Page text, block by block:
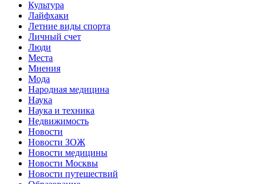
Культура
Лайфхаки
Летние виды спорта
Личный счет
Люди
Места
Мнения
Мода
Народная медицина
Наука
Наука и техника
Недвижимость
Новости
Новости ЗОЖ
Новости медицины
Новости Москвы
Новости путешествий